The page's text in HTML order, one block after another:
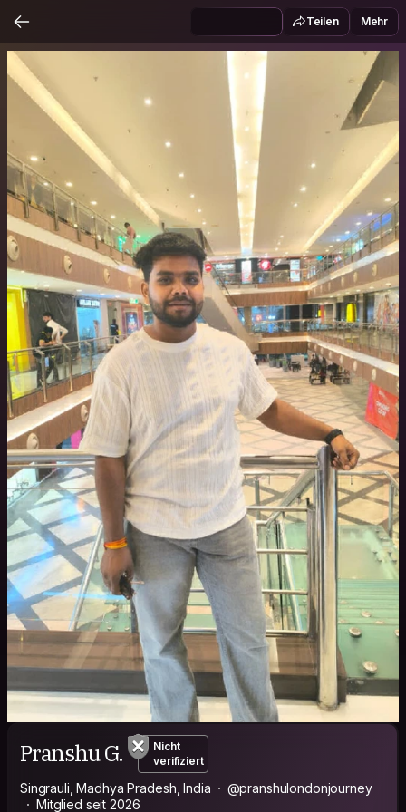
Teilen Mehr
Pranshu G.
Nicht
verifiziert
Singrauli, Madhya Pradesh, India
@pranshulondonjourney
Mitglied seit 2026